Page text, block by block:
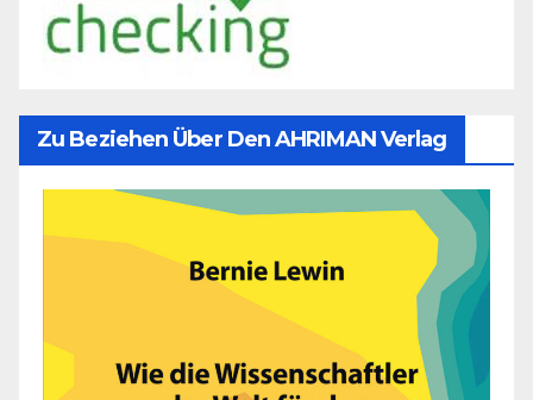
Zu Beziehen Über Den AHRIMAN Verlag